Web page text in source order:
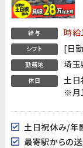
給与 時
シフト [日
勤務地 埼玉
休日
土
※月
土日祝休み/年
最寄駅からの